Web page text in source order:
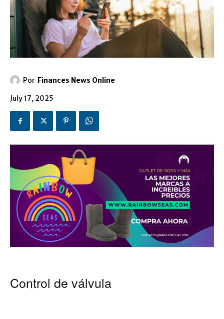
Por Finances News Online
July 17, 2025
Control de válvula